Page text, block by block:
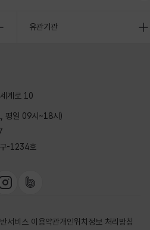
유관기관
계로 10
일 09시~18시)
-1234호
서비스 이용약관개인위치정보 처리방침